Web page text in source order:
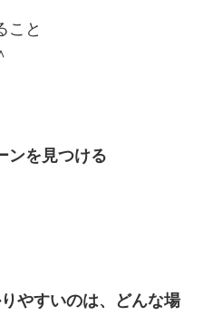
こと
ンを見つける
やすいのは、どんな場